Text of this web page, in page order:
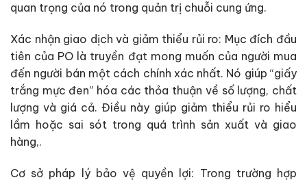
quan trọng của nó trong quản trị chuỗi cung ứng.
Xác nhận giao dịch và giảm thiểu rủi ro: Mục đích đầu
tiên của PO là truyền đạt mong muốn của người mua
đến người bán một cách chính xác nhất. Nó giúp “giấy
trắng mực đen” hóa các thỏa thuận về số lượng, chất
lượng và giá cả. Điều này giúp giảm thiểu rủi ro hiểu
lầm hoặc sai sót trong quá trình sản xuất và giao
hàng,.
Cơ sở pháp lý bảo vệ quyền lợi: Trong trường hợp